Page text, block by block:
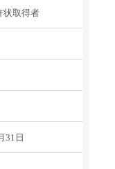
状取得者
31日